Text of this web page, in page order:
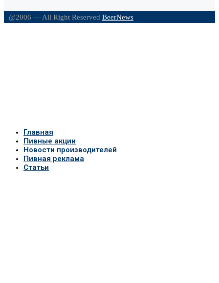
@2006 — All Right Reserved BeerNews
Главная
Пивные акции
Новости производителей
Пивная реклама
Статьи